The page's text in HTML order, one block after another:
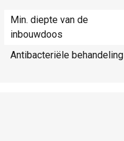
Min. diepte van de
inbouwdoos
Antibacteriële behandeling